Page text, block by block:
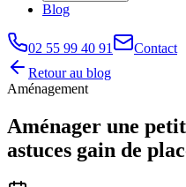
Blog
02 55 99 40 91
Contact
Retour au blog
Aménagement
Aménager une
astuces gain de